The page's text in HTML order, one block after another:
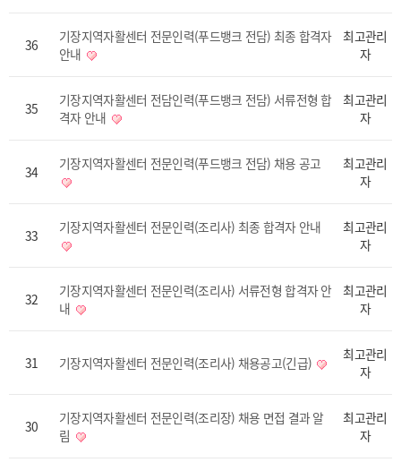
36
기장지역자활센터 전문인력(푸드뱅크 전담) 최종 합격자
안내
최고관리
자
35
기장지역자활센터 전담인력(푸드뱅크 전담) 서류전형 합
격자 안내
최고관리
자
34 기장지역자활센터 전문인력(푸드뱅크 전담) 채용 공고
최고관리
자
33 기장지역자활센터 전문인력(조리사) 최종 합격자 안내
최고관리
자
32
기장지역자활센터 전문인력(조리사) 서류전형 합격자 안
내
최고관리
자
31 기장지역자활센터 전문인력(조리사) 채용공고(긴급)
최고관리
자
30
기장지역자활센터 전문인력(조리장) 채용 면접 결과 알
림
최고관리
자